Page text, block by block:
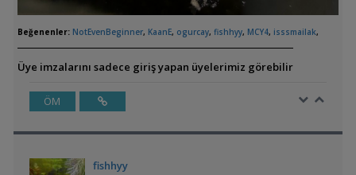
Beğenenler: NotEvenBeginner, KaanE, ogurcay, fishhyy, MCY4, isssmailak,
Üye imzalarını sadece giriş yapan üyelerimiz görebilir
ÖM
fishhyy